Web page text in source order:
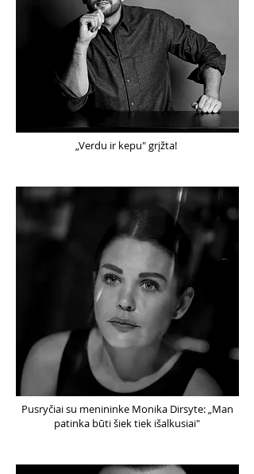
„Verdu ir kepu" grįžta!
Pusryčiai su menininke Monika Dirsyte: „Man
patinka būti šiek tiek išalkusiai"